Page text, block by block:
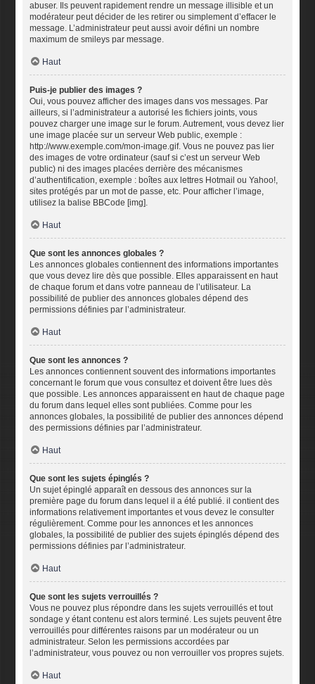
abuser. Ils peuvent rapidement rendre un message illisible et un
modérateur peut décider de les retirer ou simplement d’effacer le
message. L’administrateur peut aussi avoir défini un nombre
maximum de smileys par message.
Haut
Puis-je publier des images ?
Oui, vous pouvez afficher des images dans vos messages. Par
ailleurs, si l’administrateur a autorisé les fichiers joints, vous
pouvez charger une image sur le forum. Autrement, vous devez lier
une image placée sur un serveur Web public, exemple :
http://www.exemple.com/mon-image.gif. Vous ne pouvez pas lier
des images de votre ordinateur (sauf si c’est un serveur Web
public) ni des images placées derrière des mécanismes
d’authentification, exemple : boîtes aux lettres Hotmail ou Yahoo!,
sites protégés par un mot de passe, etc. Pour afficher l’image,
utilisez la balise BBCode [img].
Haut
Que sont les annonces globales ?
Les annonces globales contiennent des informations importantes
que vous devez lire dès que possible. Elles apparaissent en haut
de chaque forum et dans votre panneau de l’utilisateur. La
possibilité de publier des annonces globales dépend des
permissions définies par l’administrateur.
Haut
Que sont les annonces ?
Les annonces contiennent souvent des informations importantes
concernant le forum que vous consultez et doivent être lues dès
que possible. Les annonces apparaissent en haut de chaque page
du forum dans lequel elles sont publiées. Comme pour les
annonces globales, la possibilité de publier des annonces dépend
des permissions définies par l’administrateur.
Haut
Que sont les sujets épinglés ?
Un sujet épinglé apparaît en dessous des annonces sur la
première page du forum dans lequel il a été publié. il contient des
informations relativement importantes et vous devez le consulter
régulièrement. Comme pour les annonces et les annonces
globales, la possibilité de publier des sujets épinglés dépend des
permissions définies par l’administrateur.
Haut
Que sont les sujets verrouillés ?
Vous ne pouvez plus répondre dans les sujets verrouillés et tout
sondage y étant contenu est alors terminé. Les sujets peuvent être
verrouillés pour différentes raisons par un modérateur ou un
administrateur. Selon les permissions accordées par
l’administrateur, vous pouvez ou non verrouiller vos propres sujets.
Haut